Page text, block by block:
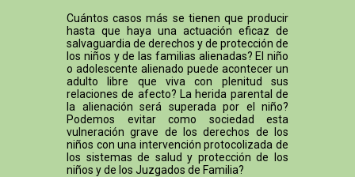
Cuántos casos más se tienen que producir
hasta que haya una actuación eficaz de
salvaguardia de derechos y de protección de
los niños y de las familias alienadas? El niño
o adolescente alienado puede acontecer un
adulto libre que viva con plenitud sus
relaciones de afecto? La herida parental de
la alienación será superada por el niño?
Podemos evitar como sociedad esta
vulneración grave de los derechos de los
niños con una intervención protocolizada de
los sistemas de salud y protección de los
niños y de los Juzgados de Familia?